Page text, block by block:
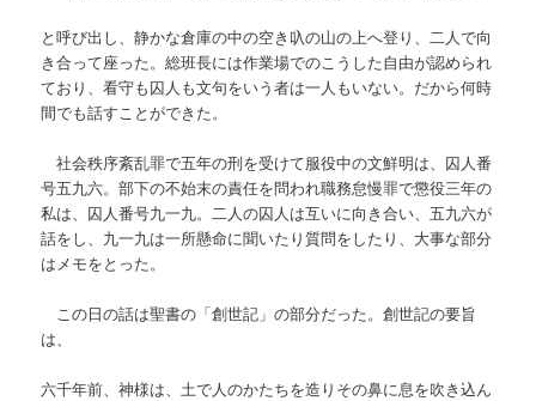
と呼び出し、静かな倉庫の中の空き叺の山の上へ登り、二人で向
き合って座った。総班長には作業場でのこうした自由が認められ
ており、看守も囚人も文句をいう者は一人もいない。だから何時
間でも話すことができた。
社会秩序紊乱罪で五年の刑を受けて服役中の文鮮明は、囚人番
号五九六。部下の不始末の責任を問われ職務怠慢罪で懲役三年の
私は、囚人番号九一九。二人の囚人は互いに向き合い、五九六が
話をし、九一九は一所懸命に聞いたり質問をしたり、大事な部分
はメモをとった。
この日の話は聖書の「創世記」の部分だった。創世記の要旨
は、
六千年前、神様は、土で人のかたちを造りその鼻に息を吹き込ん